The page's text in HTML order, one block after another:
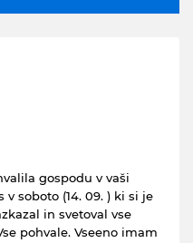
gospodu v vaši
soboto (14. 09. ) ki si je
in svetoval vse
pohvale. Vseeno imam